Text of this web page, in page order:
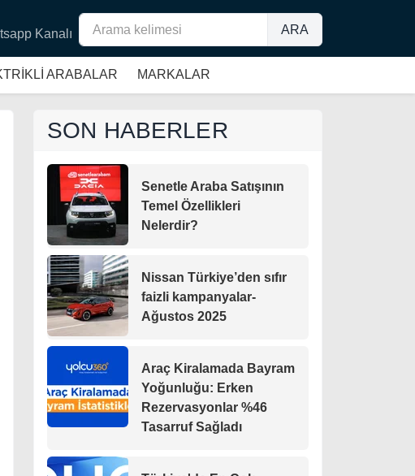
ARA
Kanalı
ARABALAR MARKALAR
SON HABERLER
Senetle Araba Satışının
Temel Özellikleri
Nelerdir?
Nissan Türkiye’den sıfır
faizli kampanyalar-
Ağustos 2025
Araç Kiralamada Bayram
Yoğunluğu: Erken
Rezervasyonlar %46
Tasarruf Sağladı